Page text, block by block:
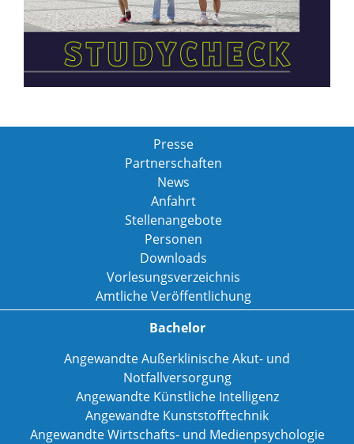
Presse
Partnerschaften
News
Anfahrt
Stellenangebote
Personen
Downloads
Vorlesungsverzeichnis
Amtliche Veröffentlichung
Bachelor
Angewandte Außerklinische Akut- und
Notfallversorgung
Angewandte Künstliche Intelligenz
Angewandte Kunststofftechnik
Angewandte Wirtschafts- und Medienpsychologie